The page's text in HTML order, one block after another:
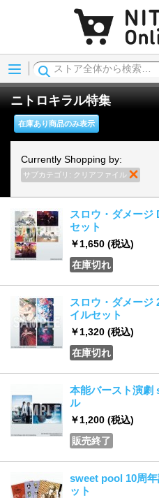
Menu
ニトロキラル特集
在庫あり商品のみ表示
Currently Shopping by:
サブカテゴリ: クリアファイル
スロウ・ダメージ
セット
￥1,650 (税込)
在庫切れ
スロウ・ダメージ
イルセット
￥1,320 (税込)
在庫切れ
本能バースト演劇
ル
￥1,200 (税込)
販売終了
sweet pool 10周
ット